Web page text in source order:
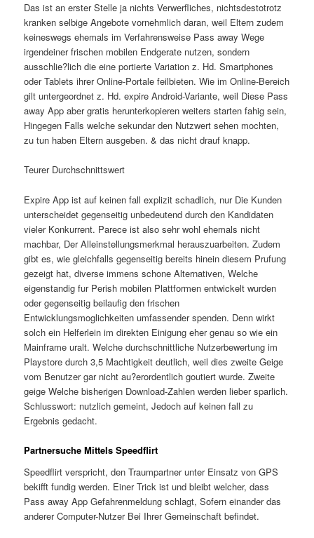
Das ist an erster Stelle ja nichts Verwerfliches, nichtsdestotrotz
kranken selbige Angebote vornehmlich daran, weil Eltern zudem
keineswegs ehemals im Verfahrensweise Pass away Wege
irgendeiner frischen mobilen Endgerate nutzen, sondern
ausschlie?lich die eine portierte Variation z. Hd. Smartphones
oder Tablets ihrer Online-Portale feilbieten. Wie im Online-Bereich
gilt untergeordnet z. Hd. expire Android-Variante, weil Diese Pass
away App aber gratis herunterkopieren weiters starten fahig sein,
Hingegen Falls welche sekundar den Nutzwert sehen mochten,
zu tun haben Eltern ausgeben. & das nicht drauf knapp.
Teurer Durchschnittswert
Expire App ist auf keinen fall explizit schadlich, nur Die Kunden
unterscheidet gegenseitig unbedeutend durch den Kandidaten
vieler Konkurrent. Parece ist also sehr wohl ehemals nicht
machbar, Der Alleinstellungsmerkmal herauszuarbeiten. Zudem
gibt es, wie gleichfalls gegenseitig bereits hinein diesem Prufung
gezeigt hat, diverse immens schone Alternativen, Welche
eigenstandig fur Perish mobilen Plattformen entwickelt wurden
oder gegenseitig beilaufig den frischen
Entwicklungsmoglichkeiten umfassender spenden. Denn wirkt
solch ein Helferlein im direkten Einigung eher genau so wie ein
Mainframe uralt. Welche durchschnittliche Nutzerbewertung im
Playstore durch 3,5 Machtigkeit deutlich, weil dies zweite Geige
vom Benutzer gar nicht au?erordentlich goutiert wurde. Zweite
geige Welche bisherigen Download-Zahlen werden lieber sparlich.
Schlusswort: nutzlich gemeint, Jedoch auf keinen fall zu
Ergebnis gedacht.
Partnersuche Mittels Speedflirt
Speedflirt verspricht, den Traumpartner unter Einsatz von GPS
bekifft fundig werden. Einer Trick ist und bleibt welcher, dass
Pass away App Gefahrenmeldung schlagt, Sofern einander das
anderer Computer-Nutzer Bei Ihrer Gemeinschaft befindet.